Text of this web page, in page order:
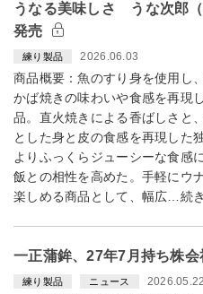
うなる美味しさ うな次郎
発売
練り製品 2026.06.03
商品概要：魚のすり身を使用し
かば焼きの味わいや食感を再現
品。直火焼きによる香ばしさと
とした身と皮の食感を再現した
よりふっくらジューシーな食感
飯との相性を高めた。手軽にウ
楽しめる商品として、幅広…続
一正蒲鉾、27年7月持ち株
練り製品 ニュース 2026.05.22